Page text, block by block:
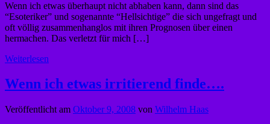
Wenn ich etwas überhaupt nicht abhaben kann, dann sind das
“Esoteriker” und sogenannte “Hellsichtige” die sich ungefragt und
oft völlig zusammenhanglos mit ihren Prognosen über einen
hermachen. Das verletzt für mich […]
Weiterlesen
Wenn ich etwas irritierend finde….
Veröffentlicht am Oktober 9, 2008 von Wilhelm Haas